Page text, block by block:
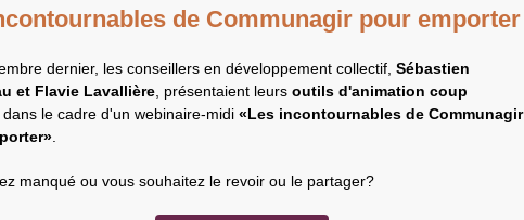
de Communagir pour emporter
dernier, les conseillers en développement collectif, Sébastien
et Flavie Lavallière , présentaient leurs outils d'animation coup
dans le cadre d'un webinaire-midi «Les incontournables de Communagir
manqué ou vous souhaitez le revoir ou le partager?